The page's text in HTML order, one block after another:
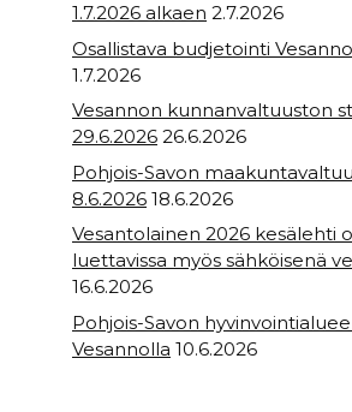
1.7.2026 alkaen 2.7.2026
Osallistava budjetointi
1.7.2026
Vesannon kunnanvaltuuston
29.6.2026 26.6.2026
Pohjois-Savon
8.6.2026 18.6.2026
Vesantolainen 2026 kesälehti
luettavissa myös sähköisenä
16.6.2026
Pohjois-Savon
Vesannolla 10.6.2026